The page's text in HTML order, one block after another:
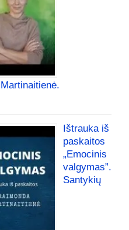
Ištrauka iš
paskaitos
„Emocinis
valgymas”.
Santykių